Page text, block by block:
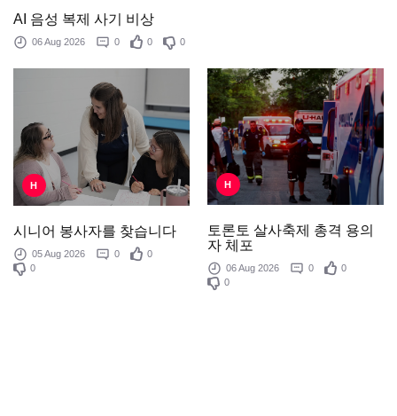
AI 음성 복제 사기 비상
06 Aug 2026 0 0 0
H
시니어 봉사자를 찾습니다
05 Aug 2026 0
0
0
H
토론토 살사축제 총격 용의
자 체포
06 Aug 2026 0
0
0